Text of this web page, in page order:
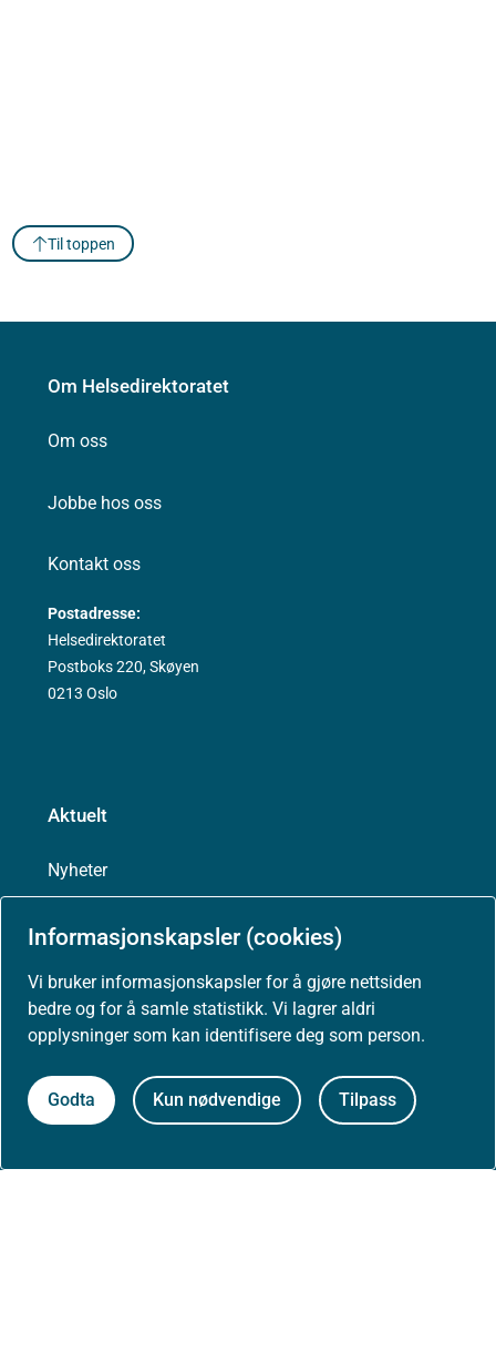
Informasjonskapsler (cookies)
Vi bruker informasjonskapsler for å gjøre nettsiden
bedre og for å samle statistikk. Vi lagrer aldri
opplysninger som kan identifisere deg som person.
Godta Kun nødvendige Tilpass
Til toppen
Om Helsedirektoratet
Om oss
Jobbe hos oss
Kontakt oss
Postadresse:
Helsedirektoratet
Postboks 220, Skøyen
0213 Oslo
Aktuelt
Nyheter
Arrangementer
Høringer